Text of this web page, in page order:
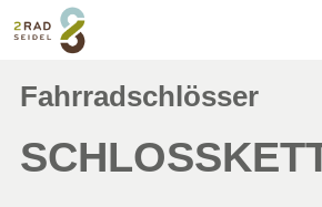
Fahrradschlösser